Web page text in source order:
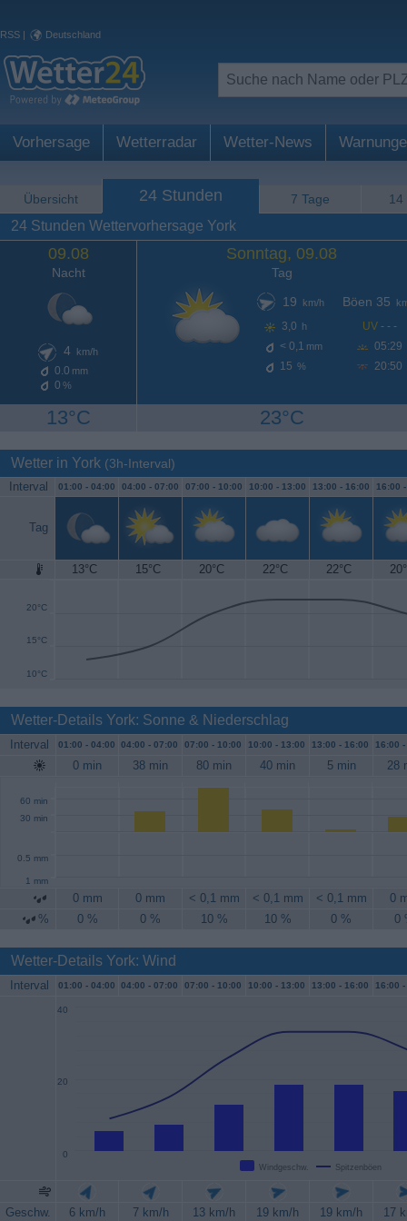
RSS | Deutschland
Vorhersage Wetterradar Wetter-News
Übersicht 24 Stunden 7 Tage 14
24 Stunden Wettervorhersage York
09.08
Nacht
4 km/h
0.0 mm
0 %
13°C
Sonntag, 09.08
Tag
19
km/h
3,0 h
< 0,1 mm
15 %
Böen 35
UV - - -
05:29
20:50
23°C
Wetter in York (3h-Interval)
Interval 01:00 - 04:00 04:00 - 07:00 07:00 - 10:00 10:00 - 13:00 13:00 - 16:00 16:00
Tag
13°C 15°C 20°C 22°C 22°C
10°C
15°C
20°C
25°C
Wetter-Details York: Sonne & Niederschlag
Interval 01:00 - 04:00 04:00 - 07:00 07:00 - 10:00 10:00 - 13:00 13:00 - 16:00 16:00 -
0 min 38 min 80 min 40 min 5 min 28
30 min
60 min
0.5 mm
1 mm
0 mm 0 mm < 0,1 mm < 0,1 mm < 0,1 mm
0
%
0 % 0 % 10 % 10 % 0 % 0
Wetter-Details York: Wind
Interval 01:00 - 04:00 04:00 - 07:00 07:00 - 10:00 10:00 - 13:00 13:00 - 16:00 16:00 -
Windgeschw. Spitzenböen
0
20
40
Geschw. 6 km/h 7 km/h 13 km/h 19 km/h 19 km/h
17